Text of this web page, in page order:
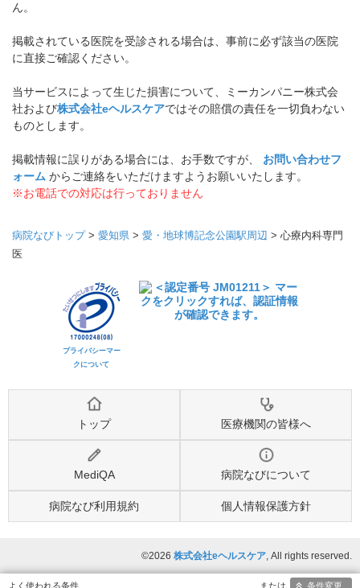
ん。
掲載されている医院を受診される場合は、事前に必ず該当の医院
に直接ご確認ください。
当サービスによって生じた損害について、ミーカンパニー株式会
社および株式会社eヘルスケアではその賠償の責任を一切負わない
ものとします。
掲載情報に誤りがある場合には、お手数ですが、 お問い合わせフ
ォーム からご連絡をいただけますようお願いいたします。
※お電話での対応は行っておりません
病院なびトップ> 愛知県 > 愛・地球博記念公園駅周辺 > 心療内科専門
医
プライバシーマー
クについて
トップ 医療機関の皆様へ
MediQA 病院なびについて
病院なび利用規約 個人情報保護方針
©2026 株式会社eヘルスケア, All rights reserved.
条件変更